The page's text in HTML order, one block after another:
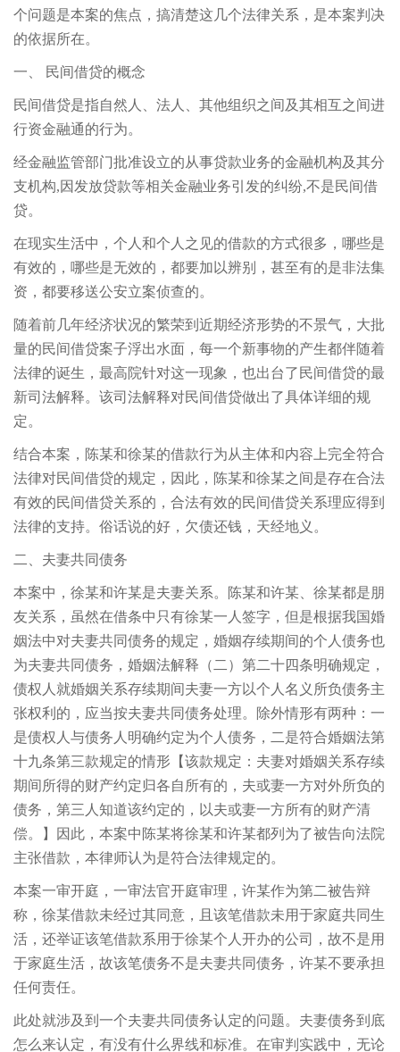
个问题是本案的焦点，搞清楚这几个法律关系，是本案判决
的依据所在。
一、 民间借贷的概念
民间借贷是指自然人、法人、其他组织之间及其相互之间进
行资金融通的行为。
经金融监管部门批准设立的从事贷款业务的金融机构及其分
支机构,因发放贷款等相关金融业务引发的纠纷,不是民间借
贷。
在现实生活中，个人和个人之见的借款的方式很多，哪些是
有效的，哪些是无效的，都要加以辨别，甚至有的是非法集
资，都要移送公安立案侦查的。
随着前几年经济状况的繁荣到近期经济形势的不景气，大批
量的民间借贷案子浮出水面，每一个新事物的产生都伴随着
法律的诞生，最高院针对这一现象，也出台了民间借贷的最
新司法解释。该司法解释对民间借贷做出了具体详细的规
定。
结合本案，陈某和徐某的借款行为从主体和内容上完全符合
法律对民间借贷的规定，因此，陈某和徐某之间是存在合法
有效的民间借贷关系的，合法有效的民间借贷关系理应得到
法律的支持。俗话说的好，欠债还钱，天经地义。
二、夫妻共同债务
本案中，徐某和许某是夫妻关系。陈某和许某、徐某都是朋
友关系，虽然在借条中只有徐某一人签字，但是根据我国婚
姻法中对夫妻共同债务的规定，婚姻存续期间的个人债务也
为夫妻共同债务，婚姻法解释（二）第二十四条明确规定，
债权人就婚姻关系存续期间夫妻一方以个人名义所负债务主
张权利的，应当按夫妻共同债务处理。除外情形有两种：一
是债权人与债务人明确约定为个人债务，二是符合婚姻法第
十九条第三款规定的情形【该款规定：夫妻对婚姻关系存续
期间所得的财产约定归各自所有的，夫或妻一方对外所负的
债务，第三人知道该约定的，以夫或妻一方所有的财产清
偿。】因此，本案中陈某将徐某和许某都列为了被告向法院
主张借款，本律师认为是符合法律规定的。
本案一审开庭，一审法官开庭审理，许某作为第二被告辩
称，徐某借款未经过其同意，且该笔借款未用于家庭共同生
活，还举证该笔借款系用于徐某个人开办的公司，故不是用
于家庭生活，故该笔债务不是夫妻共同债务，许某不要承担
任何责任。
此处就涉及到一个夫妻共同债务认定的问题。夫妻债务到底
怎么来认定，有没有什么界线和标准。在审判实践中，无论